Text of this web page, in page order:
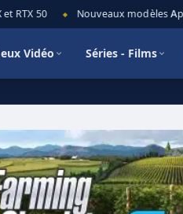
50 Nouveaux modèles
Vidéo Séries - Films